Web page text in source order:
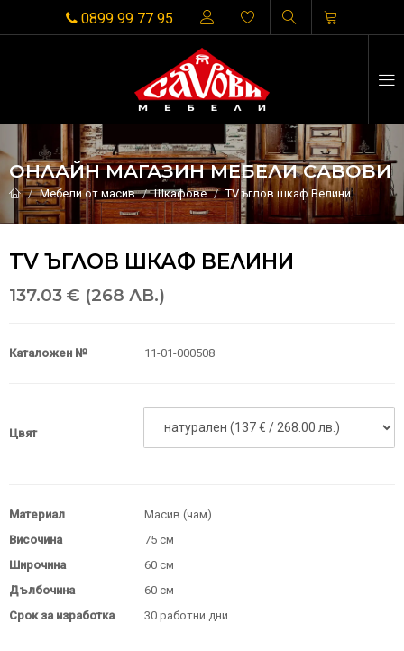
0899 99 77 95
ОНЛАЙН МАГАЗИН МЕБЕЛИ САВОВИ
Мебели от масив Шкафове TV ъглов шкаф Велини
TV ЪГЛОВ ШКАФ ВЕЛИНИ
137.03 € (268 ЛВ.)
Каталожен № 11-01-000508
Цвят
Материал
Масив (чам)
Височина
75 см
Широчина
60 см
Дълбочина
60 см
Срок за изработка
30 работни дни